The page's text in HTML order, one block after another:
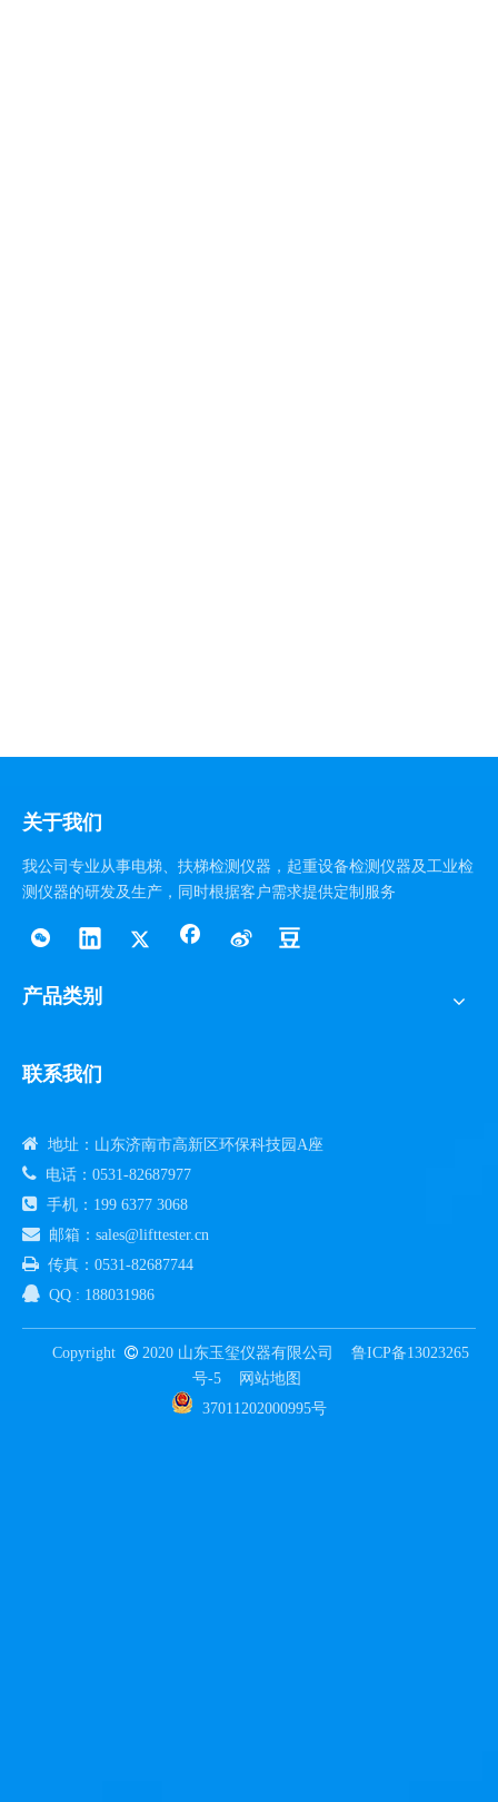
关于我们
我公司专业从事电梯、扶梯检测仪器，起重设备检测仪器及工业检
测仪器的研发及生产，同时根据客户需求提供定制服务
产品类别
联系我们
 地址：山东济南市高新区环保科技园A座
 电话：0531-82687977
 手机：199 6377 3068
 邮箱：sales@lifttester.cn
 传真：0531-82687744
 QQ : 188031986
Copyright  2020 山东玉玺仪器有限公司
鲁ICP备13023265
号-5
网站地图
37011202000995号